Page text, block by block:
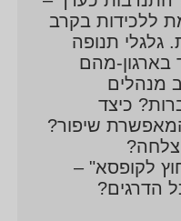
ללכידות בקרב
גלגלי תנופה
מהם
מנהלים
כיצד
שיפור?
לקופסא" –
הדרגים?